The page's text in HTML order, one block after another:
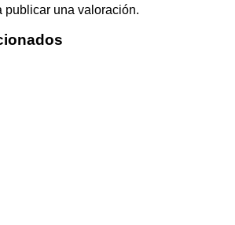
publicar una valoración.